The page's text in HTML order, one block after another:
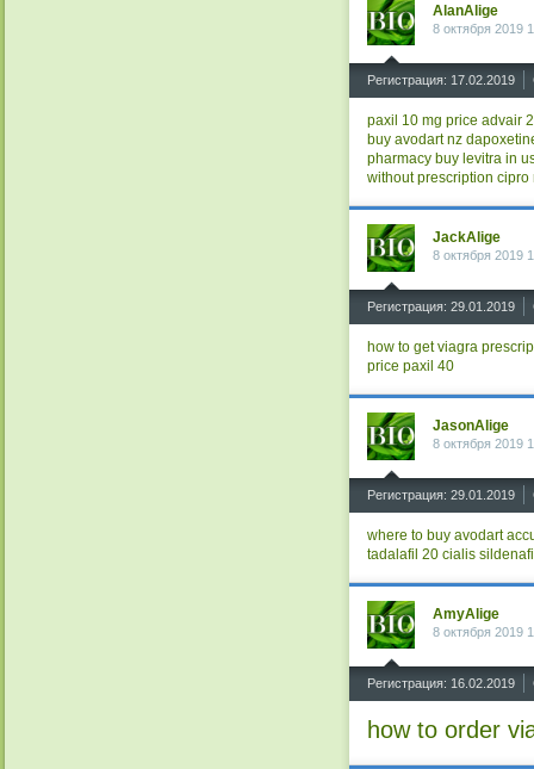
AlanAlige
8 октября 2019
Регистрация: 17.02.2019
paxil 10 mg price advair
buy avodart nz
pharmacy buy levitra in
without prescription cipro
JackAlige
8 октября 2019
Регистрация: 29.01.2019
how to get viagra
price paxil 40
JasonAlige
8 октября 2019
Регистрация: 29.01.2019
where to buy avodart
tadalafil 20 cialis
AmyAlige
8 октября 2019
Регистрация: 16.02.2019
how to order